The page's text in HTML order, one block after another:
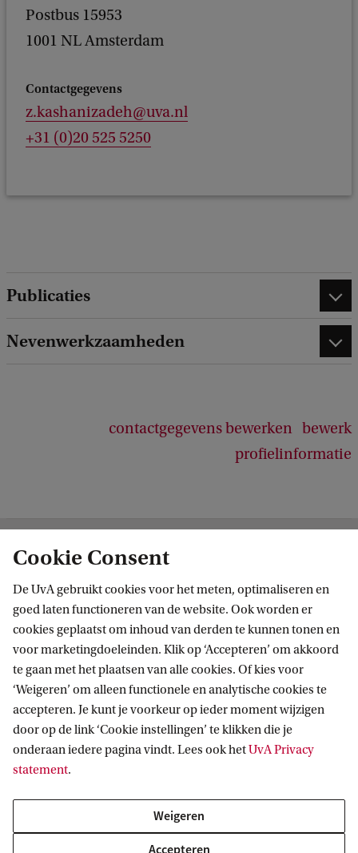
Postbus 15953
1001 NL Amsterdam
Contactgegevens
z.kashanizadeh@uva.nl
+31 (0)20 525 5250
Publicaties
Nevenwerkzaamheden
contactgegevens bewerken bewerk
profielinformatie
Academy
Volg ons op sociale media
Contact
Waarom UvA Academy
Nieuwsbrief
Aanbod
Incompany
Cookie Consent
De UvA gebruikt cookies voor het meten, optimaliseren en
goed laten functioneren van de website. Ook worden er
cookies geplaatst om inhoud van derden te kunnen tonen en
voor marketingdoeleinden. Klik op ‘Accepteren’ om akkoord
te gaan met het plaatsen van alle cookies. Of kies voor
‘Weigeren’ om alleen functionele en analytische cookies te
accepteren. Je kunt je voorkeur op ieder moment wijzigen
door op de link ‘Cookie instellingen’ te klikken die je
onderaan iedere pagina vindt. Lees ook hetUvA Privacy
statement.
Weigeren
Accepteren